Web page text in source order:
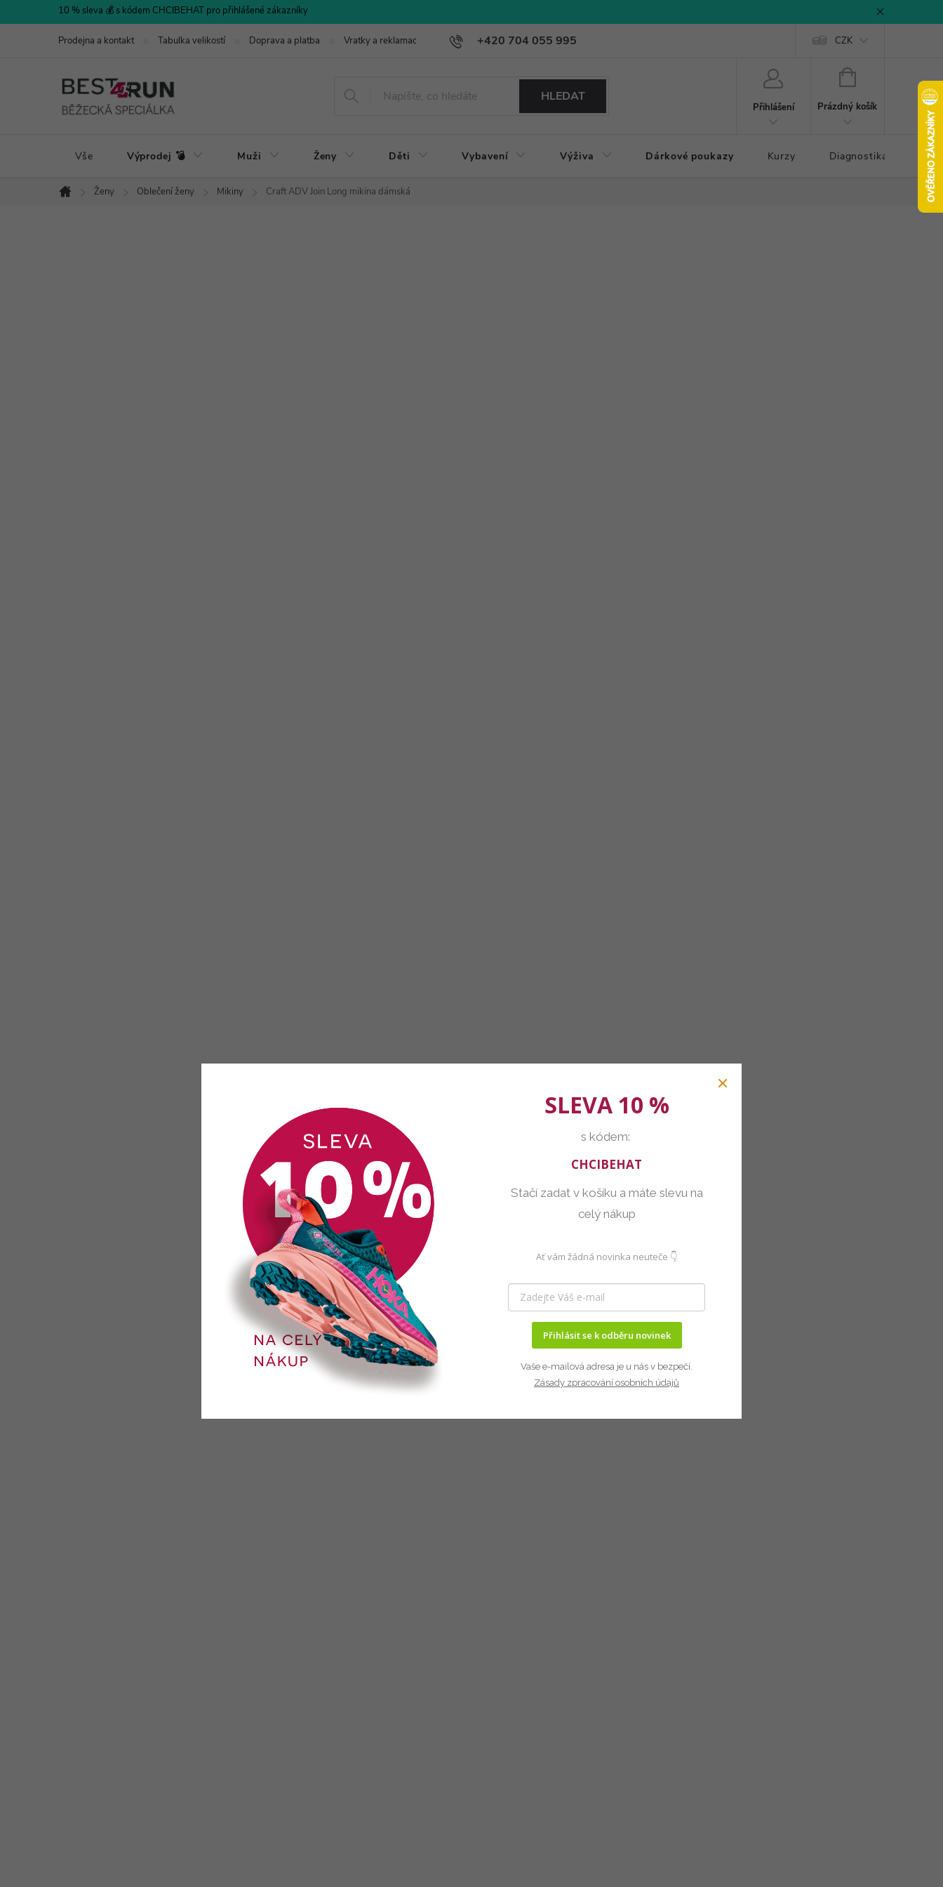
na
10 % sleva 💰 s kódem CHCIBEHAT pro přihlášené zákazníky
+420 704 055 995
Prodejna a kontakt Tabulka velikostí Doprava a platba Vratky a reklamace CZK
HLEDAT
Přihlášení
NÁKUPNÍ
Prázdný košík
Vše Výprodej 💣 Muži Ženy Děti Vybavení Výživa Dárkové poukazy Kurzy Diagnostika došlapu
Domů
Ženy Oblečení ženy Mikiny Craft ADV Join Long mikina dámská
SLEVA 10 %
s kódem:
CHCIBEHAT
Stačí zadat v košíku a máte slevu na
celý nákup
Ať vám žádná novinka neuteče 👇
Přihlásit se k odběru novinek
Vaše e-mailová adresa je u nás v bezpečí.
Zásady zpracování osobních údajů